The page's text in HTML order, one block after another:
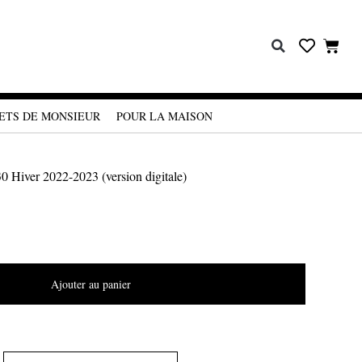
DE MONSIEUR POUR LA MAISON
Hiver 2022-2023 (version digitale)
Ajouter au panier